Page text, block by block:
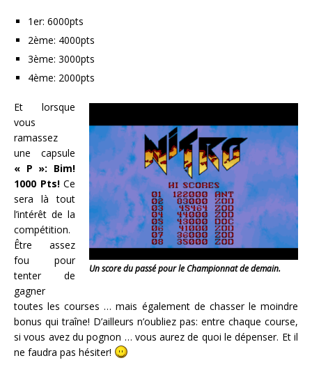
1er: 6000pts
2ème: 4000pts
3ème: 3000pts
4ème: 2000pts
Un score du passé pour le Championnat de demain.
Et lorsque
vous
ramassez
une capsule
« P »: Bim!
1000 Pts!Ce
sera là tout
l’intérêt de la
compétition.
Être assez
fou pour
tenter de
gagner
toutes les courses … mais également de chasser le moindre
bonus qui traîne! D’ailleurs n’oubliez pas: entre chaque course,
si vous avez du pognon … vous aurez de quoi le dépenser. Et il
ne faudra pas hésiter!